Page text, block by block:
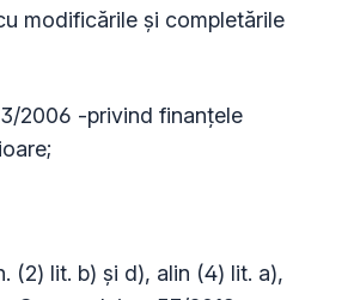
modificările și completările
2006 -privind finanțele
(2) lit. b) și d), alin (4) lit. a),